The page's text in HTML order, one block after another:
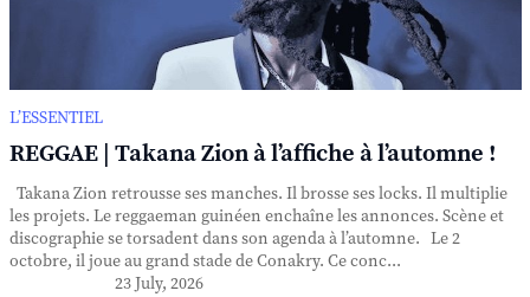
L’ESSENTIEL
REGGAE | Takana Zion à l’affiche à l’automne !
Takana Zion retrousse ses manches. Il brosse ses locks. Il multiplie
les projets. Le reggaeman guinéen enchaîne les annonces. Scène et
discographie se torsadent dans son agenda à l’automne. Le 2
octobre, il joue au grand stade de Conakry. Ce conc...
23 July, 2026